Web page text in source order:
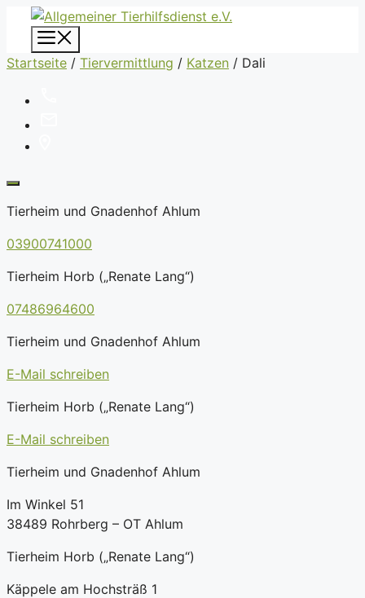
Zum
Inhalt
springen
Startseite / Tiervermittlung / Katzen / Dali
Tierheim und Gnadenhof Ahlum
03900741000
Tierheim Horb („Renate Lang“)
07486964600
Tierheim und Gnadenhof Ahlum
E-Mail schreiben
Tierheim Horb („Renate Lang“)
E-Mail schreiben
Tierheim und Gnadenhof Ahlum
Im Winkel 51
38489 Rohrberg – OT Ahlum
Tierheim Horb („Renate Lang“)
Käppele am Hochsträß 1